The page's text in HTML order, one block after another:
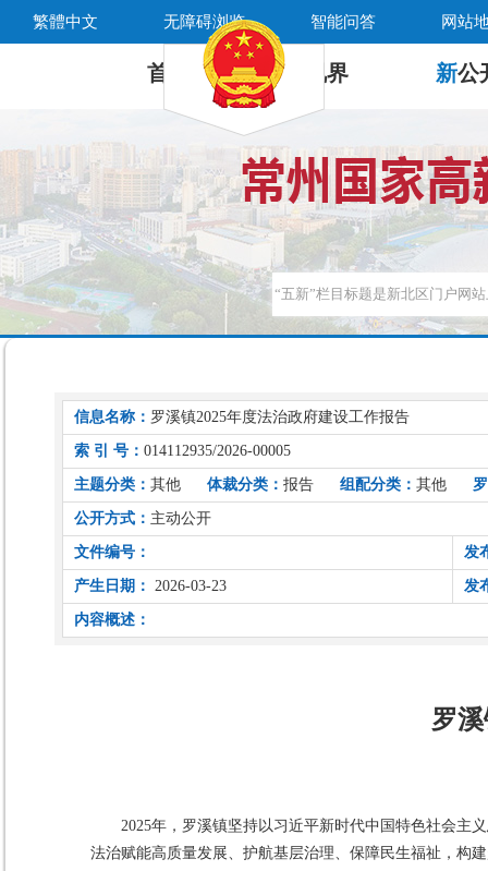
繁體中文 无障碍浏览 智能问答 网站
首 页 新 视界 新公
信息名称： 罗溪镇2025年度法治政府建设工作报告
索 引 号： 014112935/2026-00005
主题分类： 其他 体裁分类： 报告 组配分类： 其他
公开方式： 主动公开
文件编号： 发
产生日期： 2026-03-23 发
内容概述：
罗
2025年，罗溪镇坚持以习近平新时代中国特色社会主
法治赋能高质量发展、护航基层治理、保障民生福祉，构